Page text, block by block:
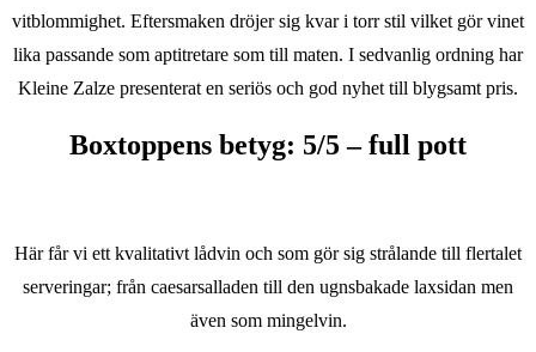
vitblommighet. Eftersmaken dröjer sig kvar i torr stil vilket gör vinet
lika passande som aptitretare som till maten. I sedvanlig ordning har
Kleine Zalze presenterat en seriös och god nyhet till blygsamt pris.
Boxtoppens betyg: 5/5 – full pott
Här får vi ett kvalitativt lådvin och som gör sig strålande till flertalet
serveringar; från caesarsalladen till den ugnsbakade laxsidan men
även som mingelvin.